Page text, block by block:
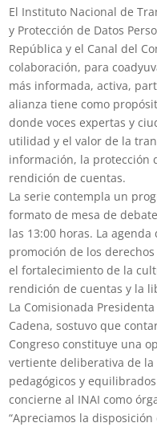
El Instituto Nacional de
y Protección de Datos
República y el Canal del
colaboración, para
más informada, activa,
alianza tiene como
donde voces expertas y
utilidad y el valor de la
información, la protección
rendición de cuentas.
La serie contempla un
formato de mesa de
las 13:00 horas. La
promoción de los
el fortalecimiento de la
rendición de cuentas y la
La Comisionada
Cadena, sostuvo que
Congreso constituye una
vertiente deliberativa de
pedagógicos y
concierne al INAI como
“Apreciamos la